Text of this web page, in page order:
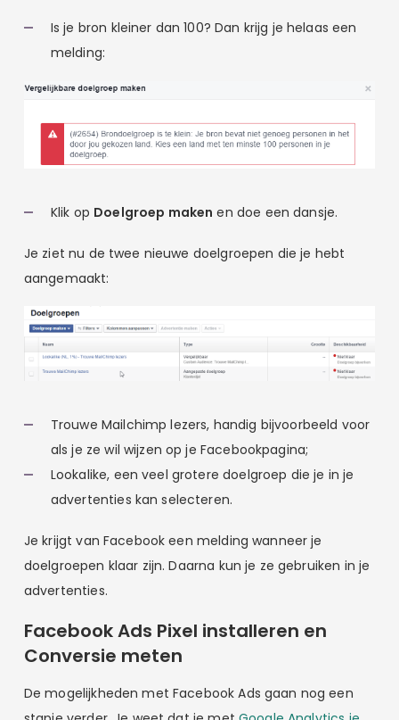
Is je bron kleiner dan 100? Dan krijg je helaas een
melding:
Klik op Doelgroep maken en doe een dansje.
Je ziet nu de twee nieuwe doelgroepen die je hebt
aangemaakt:
Trouwe Mailchimp lezers, handig bijvoorbeeld voor
als je ze wil wijzen op je Facebookpagina;
Lookalike, een veel grotere doelgroep die je in je
advertenties kan selecteren.
Je krijgt van Facebook een melding wanneer je
doelgroepen klaar zijn. Daarna kun je ze gebruiken in je
advertenties.
Facebook Ads Pixel installeren en
Conversie meten
De mogelijkheden met Facebook Ads gaan nog een